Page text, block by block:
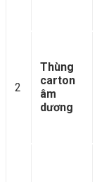
2
Thùng
carton
âm
dương